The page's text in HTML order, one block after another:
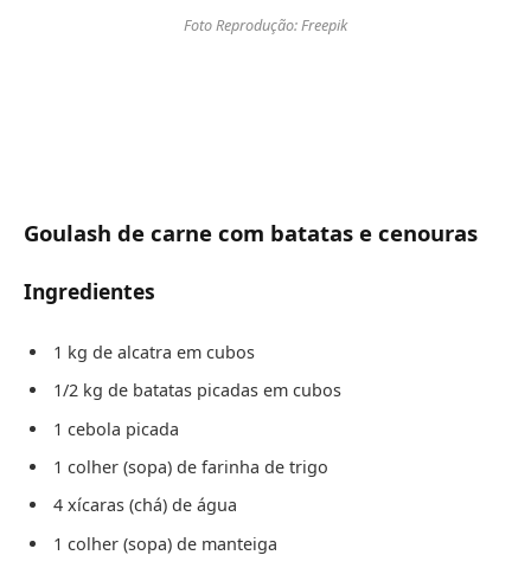
Foto Reprodução: Freepik
Goulash de carne com batatas e cenouras
Ingredientes
1 kg de alcatra em cubos
1/2 kg de batatas picadas em cubos
1 cebola picada
1 colher (sopa) de farinha de trigo
4 xícaras (chá) de água
1 colher (sopa) de manteiga